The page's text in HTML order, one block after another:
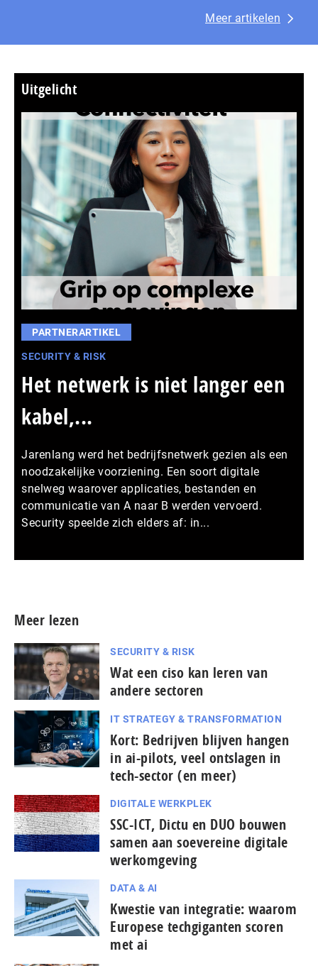
Meer artikelen
Uitgelicht
PARTNERARTIKEL
SECURITY & RISK
Het netwerk is niet langer een
kabel,...
Jarenlang werd het bedrijfsnetwerk gezien als een
noodzakelijke voorziening. Een soort digitale
snelweg waarover applicaties, bestanden en
communicatie van A naar B werden vervoerd.
Security speelde zich elders af: in...
Meer lezen
SECURITY & RISK
Wat een ciso kan leren van
andere sectoren
IT STRATEGY & TRANSFORMATION
Kort: Bedrijven blijven hangen
in ai-pilots, veel ontslagen in
tech-sector (en meer)
DIGITALE WERKPLEK
SSC-ICT, Dictu en DUO bouwen
samen aan soevereine digitale
werkomgeving
DATA & AI
Kwestie van integratie: waarom
Europese tech­gi­gan­ten scoren
met ai